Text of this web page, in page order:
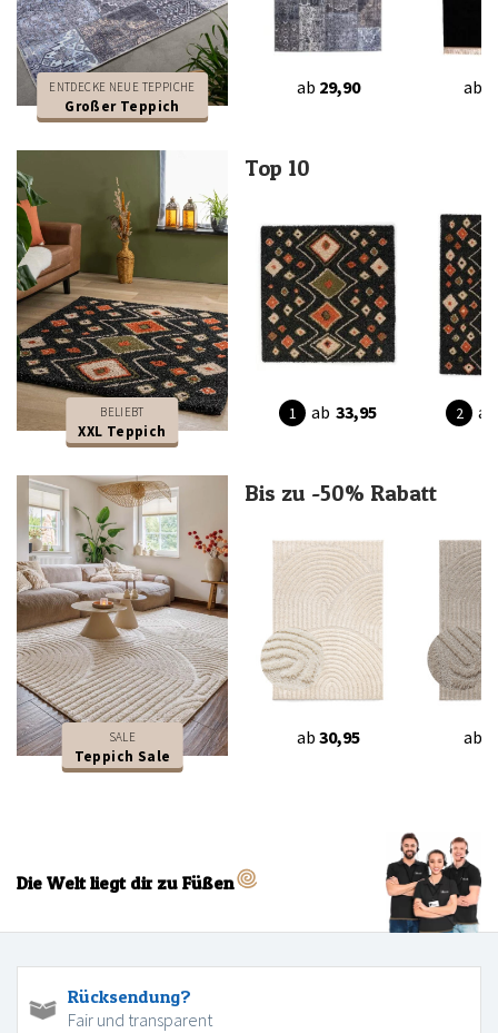
ENTDECKE NEUE TEPPICHE
Großer Teppich
ab 29,90 ab
BELIEBT
XXL Teppich
Top 10
ab 33,95 ab
SALE
Teppich Sale
Bis zu -50% Rabatt
ab 30,95 ab
Die Welt liegt dir zu Füßen
Rücksendung?
Fair und transparent